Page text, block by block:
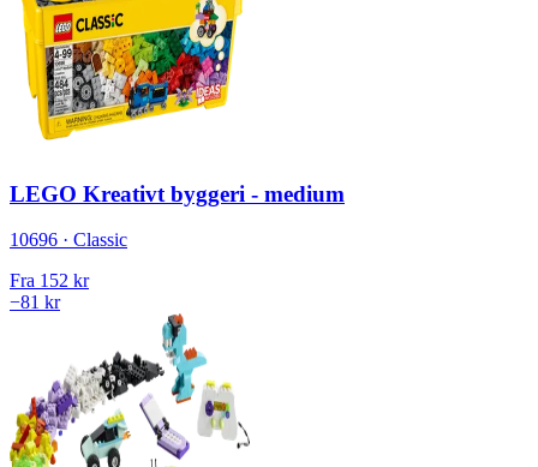
LEGO Kreativt byggeri - medium
10696 · Classic
Fra 152 kr
−81 kr